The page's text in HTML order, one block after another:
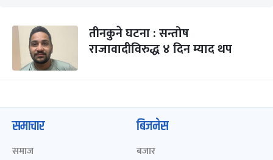
तीनकुने घटना : सन्तोष
राजावादीविरुद्ध ४ दिन म्याद थप
समाचार
समाज
बिजनेस
बजार